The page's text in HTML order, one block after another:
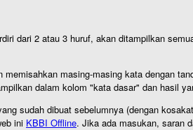
dari 2 atau 3 huruf, akan ditampilkan
masing-masing kata dengan
dalam kolom "kata dasar" dan hasil
sudah dibuat sebelumnya (dengan
ini KBBI Offline. Jika ada masukan, saran